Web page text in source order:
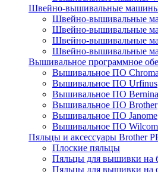
Швейно-вышивальные
Швейно-вышивальные
Швейно-вышивальные
Швейно-вышивальные
Швейно-вышивальные
Вышивальное программное
Вышивальное ПО Chroma
Вышивальное ПО Urfinus
Вышивальное ПО Bernina
Вышивальное ПО Brother
Вышивальное ПО Janome
Вышивальное ПО Wilcom
Пяльцы и аксессуары Brother
Плоские пяльцы
Пяльцы для вышивки на
Пяльцы для вышивки на